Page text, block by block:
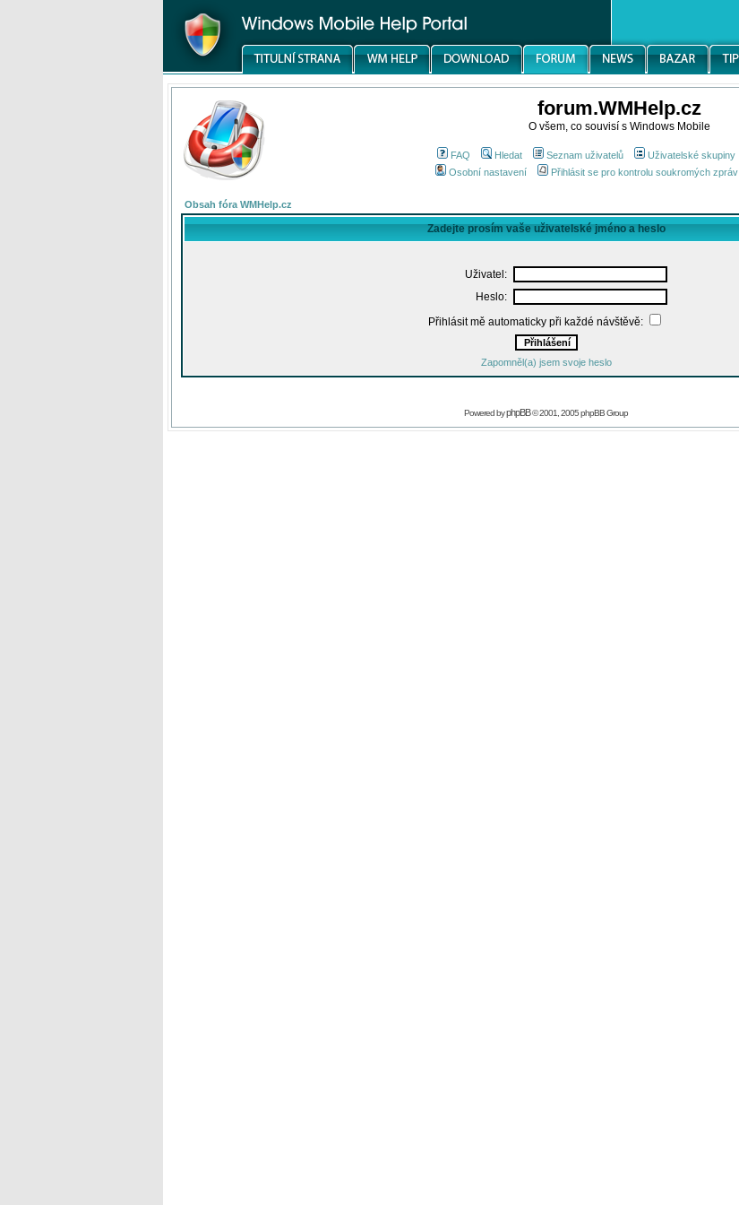
forum.WMHelp.cz
O všem, co souvisí s Windows Mobile
FAQ Hledat Seznam uživatelů Uživatelské skupiny
Osobní nastavení
Přihlásit se pro kontrolu soukromých zpráv
Obsah fóra WMHelp.cz
Zadejte prosím vaše uživatelské jméno a heslo
Uživatel:
Heslo:
Přihlásit mě automaticky při každé návštěvě:
Zapomněl(a) jsem svoje heslo
Powered byphpBB© 2001, 2005 phpBB Group